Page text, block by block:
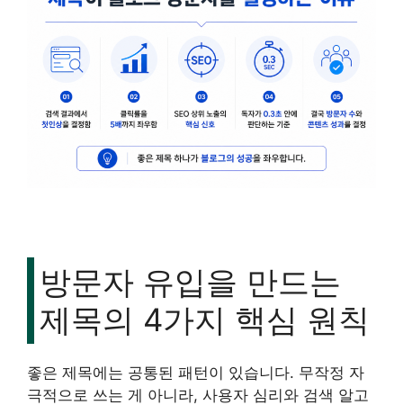
방문자 유입을 만드는
제목의 4가지 핵심 원칙
좋은 제목에는 공통된 패턴이 있습니다. 무작정 자
극적으로 쓰는 게 아니라, 사용자 심리와 검색 알고